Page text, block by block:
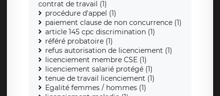
contrat de travail (1)
procédure d'appel (1)
paiement clause de non concurrence (1)
article 145 cpc discrimination (1)
référé probatoire (1)
refus autorisation de licenciement (1)
licenciement membre CSE (1)
licenciement salarié protégé (1)
tenue de travail licenciement (1)
Egalité femmes / hommes (1)